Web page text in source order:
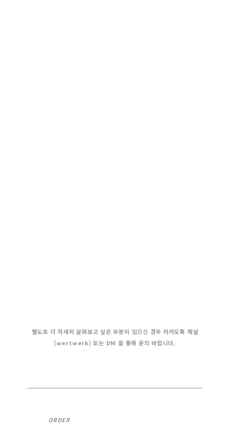
별도로 더 자세히 살펴보고 싶은 부분이 있으신 경우 카카오톡 채널
(wertwerk) 또는 DM 을 통해 문의 바랍니다.
ORDER